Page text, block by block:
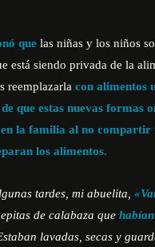
que las niñas y los niños
está siendo privada de la
reemplazarla con alimentos
que estas nuevas formas
la familia al no compartir
los alimentos.
tardes, mi abuelita,
de calabaza que
lavadas, secas y